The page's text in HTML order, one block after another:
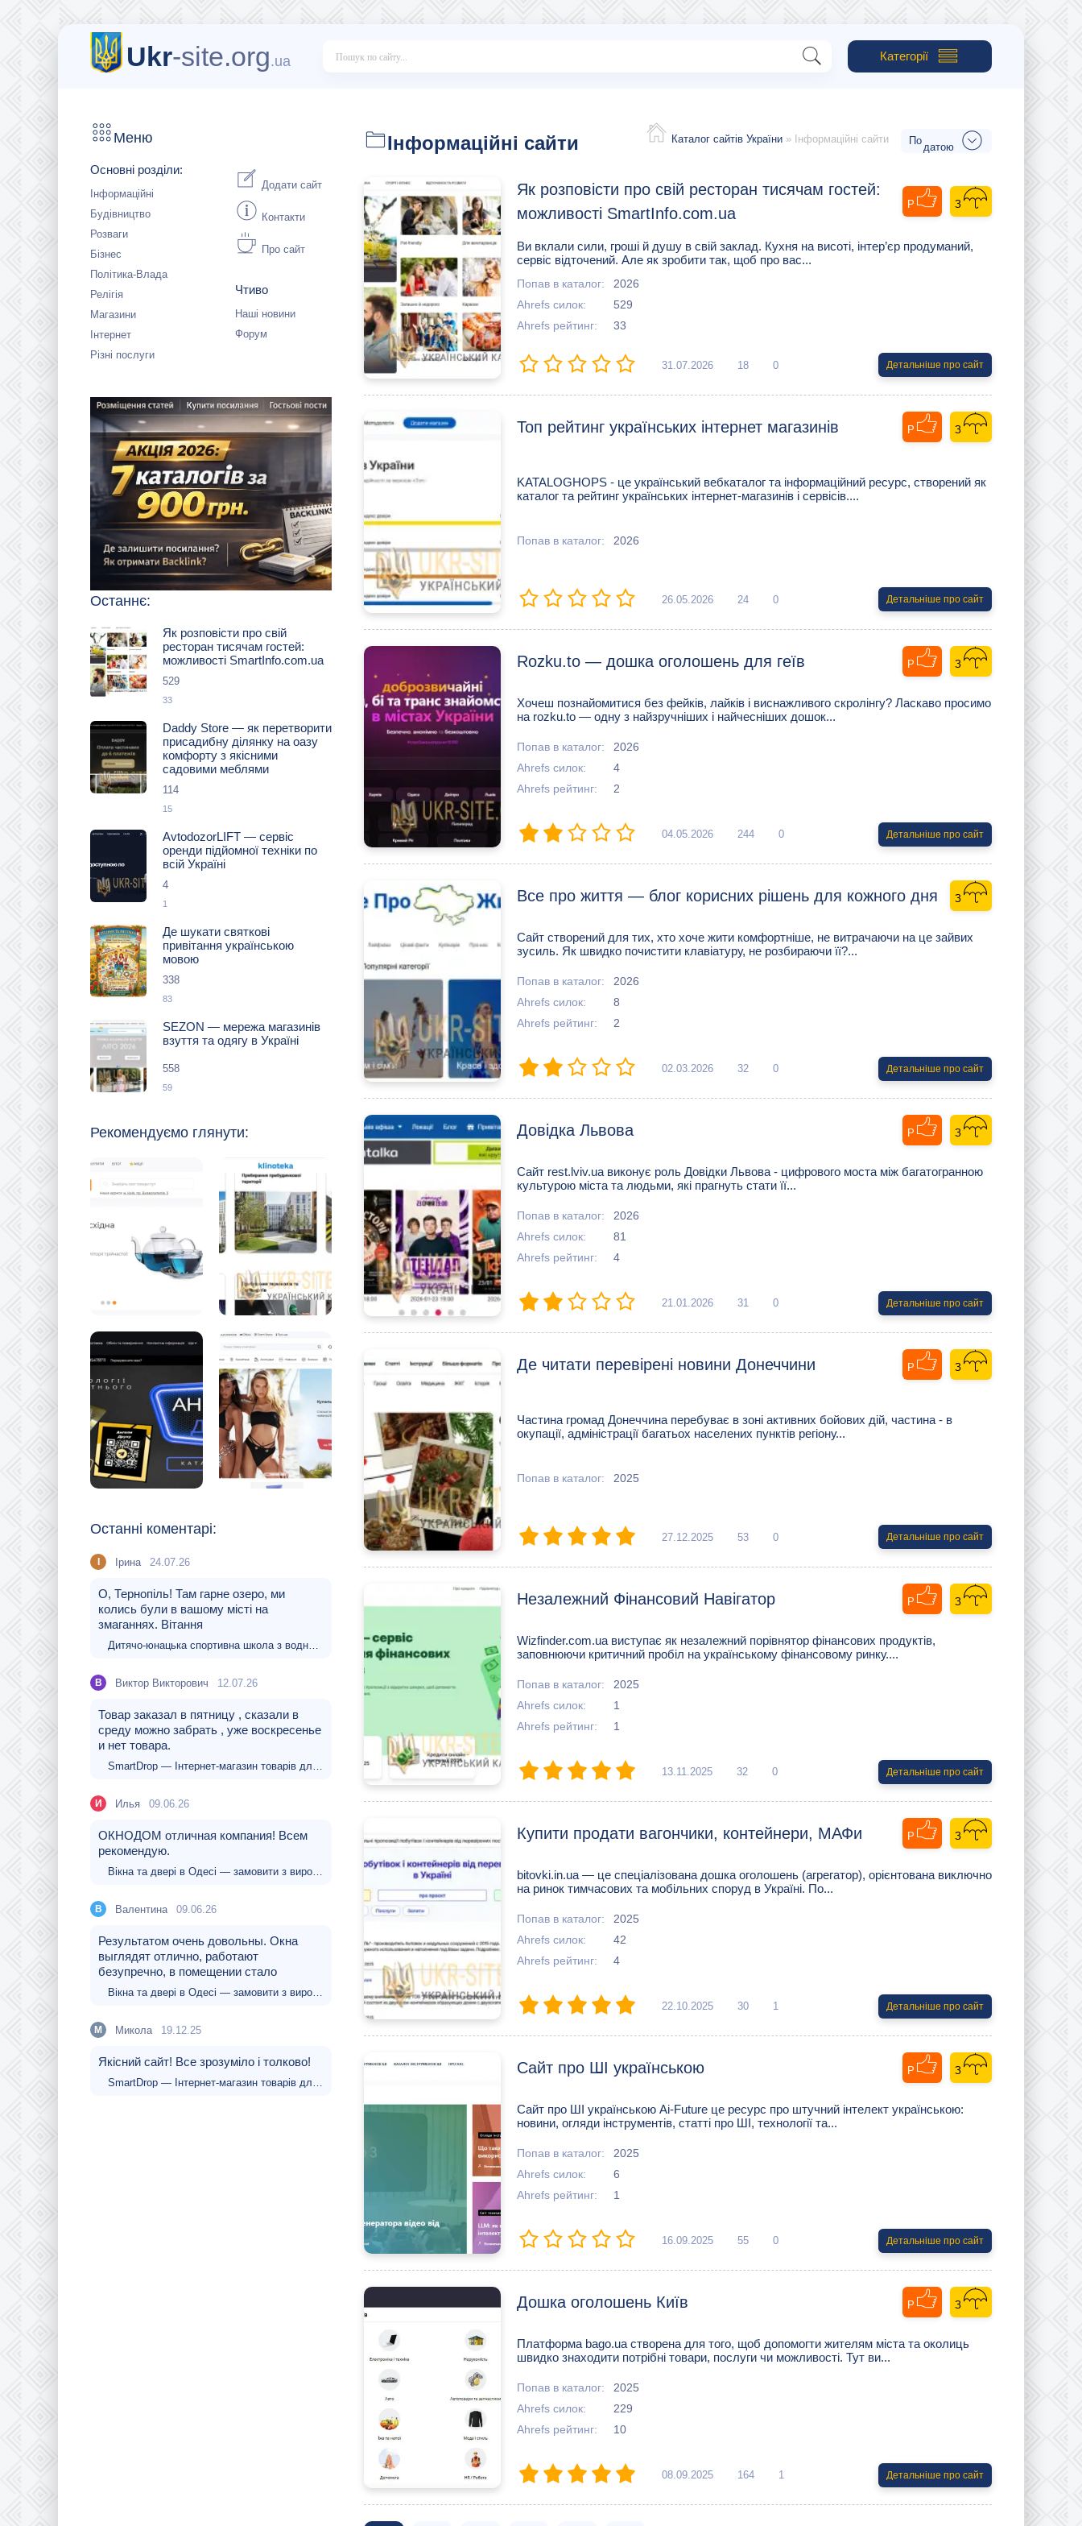
Ukr-site.org.ua Категорії
Меню
Основні розділи:
Інформаційні
Будівництво
Розваги
Бізнес
Політика-Влада
Релігія
Магазини
Інтернет
Різні послуги
Додати сайт
Контакти
Про сайт
Чтиво
Наші новини
Форум
Останнє:
Як розповісти про свій
ресторан тисячам гостей:
можливості SmartInfo.com.ua
529
33
Daddy Store — як перетворити
присадибну ділянку на оазу
комфорту з якісними
садовими меблями
114
15
AvtodozorLIFT — сервіс
оренди підйомної техніки по
всій Україні
4
1
Де шукати святкові
привітання українською
мовою
338
83
SEZON — мережа магазинів
взуття та одягу в Україні
558
59
Рекомендуємо глянути:
Останні коментарі:
Ірина 24.07.26
О, Тернопіль! Там гарне озеро, ми
колись були в вашому місті на
змаганнях. Вітання
Дитячо-юнацька спортивна школа з водних видів спорту Тернопільської міської ради
В Виктор Викторович 12.07.26
Товар заказал в пятницу , сказали в
среду можно забрать , уже воскресенье
и нет товара.
SmartDrop — Інтернет-магазин товарів для дому, електроніки
И Илья 09.06.26
ОКНОДОМ отличная компания! Всем
рекомендую.
Вікна та двері в Одесі — замовити з виробництва та встановленням
В Валентина 09.06.26
Результатом очень довольны. Окна
выглядят отлично, работают
безупречно, в помещении стало
Вікна та двері в Одесі — замовити з виробництва та встановленням
М Микола 19.12.25
Якісний сайт! Все зрозуміло і толково!
SmartDrop — Інтернет-магазин товарів для дому, електроніки
Інформаційні сайти Каталог сайтів України » Інформаційні сайти
датою
Як розповісти про свій ресторан тисячам гостей:
можливості SmartInfo.com.ua
Ви вклали сили, гроші й душу в свій заклад. Кухня на висоті, інтер’єр продуманий,
сервіс відточений. Але як зробити так, щоб про вас...
Попав в каталог:
2026
Ahrefs силок:
529
Ahrefs рейтинг:
33
31.07.2026 18 0 Детальніше про сайт
Топ рейтинг українських інтернет магазинів
KATALOGHOPS - це український вебкаталог та інформаційний ресурс, створений як
каталог та рейтинг українських інтернет-магазинів і сервісів....
Попав в каталог: 2026
26.05.2026 24 0 Детальніше про сайт
Rozku.to — дошка оголошень для геїв
Хочеш познайомитися без фейків, лайків і виснажливого скролінгу? Ласкаво просимо
на rozku.to — одну з найзручніших і найчесніших дошок...
Попав в каталог:
2026
Ahrefs силок:
4
Ahrefs рейтинг:
2
04.05.2026 244 0 Детальніше про сайт
Все про життя — блог корисних рішень для кожного дня
Сайт створений для тих, хто хоче жити комфортніше, не витрачаючи на це зайвих
зусиль. Як швидко почистити клавіатуру, не розбираючи її?...
Попав в каталог:
2026
Ahrefs силок:
8
Ahrefs рейтинг:
2
02.03.2026 32 0 Детальніше про сайт
Довідка Львова
Сайт rest.lviv.ua виконує роль Довідки Львова - цифрового моста між багатогранною
культурою міста та людьми, які прагнуть стати її...
Попав в каталог:
2026
Ahrefs силок:
81
Ahrefs рейтинг:
4
21.01.2026 31 0 Детальніше про сайт
Де читати перевірені новини Донеччини
Частина громад Донеччина перебуває в зоні активних бойових дій, частина - в
окупації, адміністрації багатьох населених пунктів регіону...
Попав в каталог: 2025
27.12.2025 53 0 Детальніше про сайт
Незалежний Фінансовий Навігатор
Wizfinder.com.ua виступає як незалежний порівнятор фінансових продуктів,
заповнюючи критичний пробіл на українському фінансовому ринку....
Попав в каталог:
2025
Ahrefs силок:
1
Ahrefs рейтинг:
1
13.11.2025 32 0 Детальніше про сайт
Купити продати вагончики, контейнери, МАФи
bitovki.in.ua — це спеціалізована дошка оголошень (агрегатор), орієнтована виключно
на ринок тимчасових та мобільних споруд в Україні. По...
Попав в каталог:
2025
Ahrefs силок:
42
Ahrefs рейтинг:
4
22.10.2025 30 1 Детальніше про сайт
Сайт про ШІ українською
Сайт про ШІ українською Ai-Future це ресурс про штучний інтелект українською:
новини, огляди інструментів, статті про ШІ, технології та...
Попав в каталог:
2025
Ahrefs силок:
6
Ahrefs рейтинг:
1
16.09.2025 55 0 Детальніше про сайт
Дошка оголошень Київ
Платформа bago.ua створена для того, щоб допомогти жителям міста та околиць
швидко знаходити потрібні товари, послуги чи можливості. Тут ви...
Попав в каталог:
2025
Ahrefs силок:
229
Ahrefs рейтинг:
10
08.09.2025 164 1 Детальніше про сайт